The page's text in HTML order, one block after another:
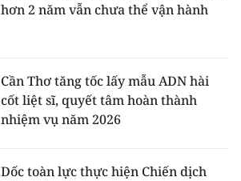
hơn 2 năm vẫn chưa thể vận hành
Cần Thơ tăng tốc lấy mẫu ADN hài
cốt liệt sĩ, quyết tâm hoàn thành
nhiệm vụ năm 2026
Dốc toàn lực thực hiện Chiến dịch